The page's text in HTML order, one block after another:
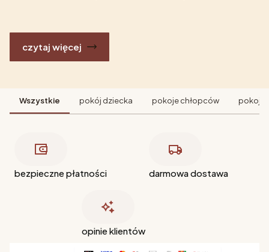
czytaj więcej
Wszystkie pokój dziecka pokoje chłopców pokoje
bezpieczne płatności darmowa dostawa
opinie klientów